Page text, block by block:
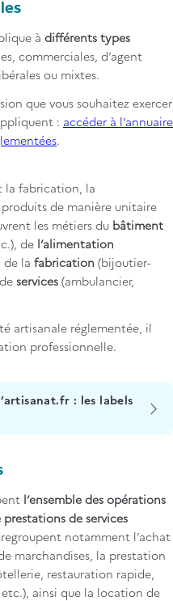
à différents types
commerciales, d’agent
ou mixtes.
que vous souhaitez exercer
: accéder à l’annuaire
.
la fabrication, la
de manière unitaire
les métiers du bâtiment
de l’alimentation
de la fabrication (bijoutier-
services (ambulancier,
artisanale réglementée, il
professionnelle.
: les labels
l’ensemble des opérations
de services
regroupent notamment l’achat
marchandises, la prestation
restauration rapide,
ainsi que la location de